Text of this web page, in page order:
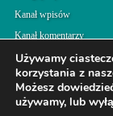
a
:
Kanał wpisów
Kanał komentarzy
WordPress.org
Prawa autorskie ©
Używamy
korzystania z
Możesz
używamy, lub